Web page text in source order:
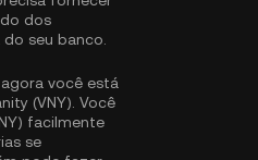
dos
seu banco.
agora você está
(VNY). Você
facilmente
se